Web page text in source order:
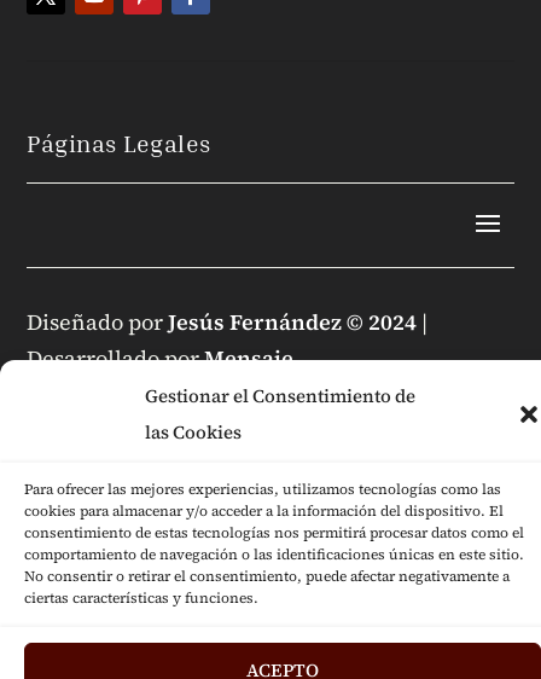
Gestionar el Consentimiento de
las Cookies
Para ofrecer las mejores experiencias, utilizamos tecnologías como las
cookies para almacenar y/o acceder a la información del dispositivo. El
consentimiento de estas tecnologías nos permitirá procesar datos como el
comportamiento de navegación o las identificaciones únicas en este sitio.
No consentir o retirar el consentimiento, puede afectar negativamente a
ciertas características y funciones.
ACEPTO
Páginas Legales
Diseñado porJesús Fernández © 2024 |
Desarrollado porMensaje